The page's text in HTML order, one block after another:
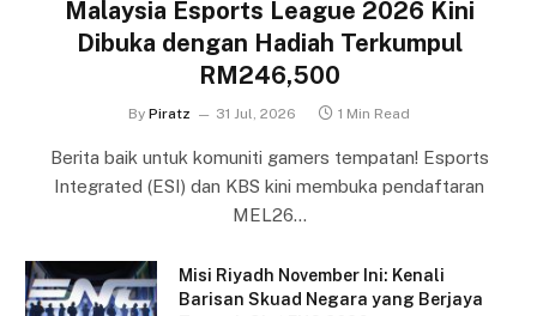
Malaysia Esports League 2026 Kini
Dibuka dengan Hadiah Terkumpul
RM246,500
By Piratz 31 Jul, 2026 1 Min Read
Berita baik untuk komuniti gamers tempatan! Esports
Integrated (ESI) dan KBS kini membuka pendaftaran
MEL26…
Misi Riyadh November Ini: Kenali
Barisan Skuad Negara yang Berjaya